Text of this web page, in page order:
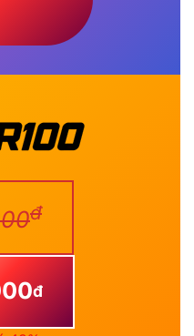
đ
đ